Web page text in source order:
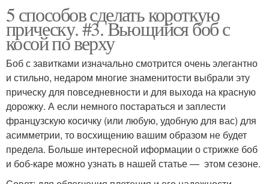
5 способов сделать короткую
прическу. #3. Вьющийся боб с
косой по верху
Боб с завитками изначально смотрится очень элегантно
и стильно, недаром многие знаменитости выбрали эту
прическу для повседневности и для выхода на красную
дорожку. А если немного постараться и заплести
французскую косичку (или любую, удобную для вас) для
асимметрии, то восхищению вашим образом не будет
предела. Больше интересной иформации о стрижке боб
и боб-каре можно узнать в нашей статье — этом сезоне.